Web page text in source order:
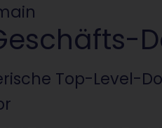
Top-Level-